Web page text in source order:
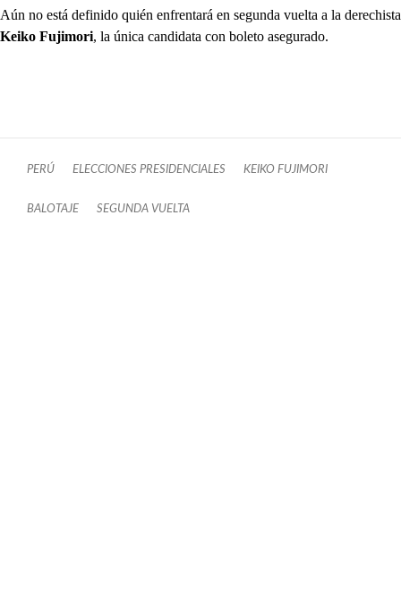
Aún no está definido quién enfrentará en segunda vuelta a la derechista
Keiko Fujimori, la única candidata con boleto asegurado.
PERÚ ELECCIONES PRESIDENCIALES KEIKO FUJIMORI
BALOTAJE SEGUNDA VUELTA